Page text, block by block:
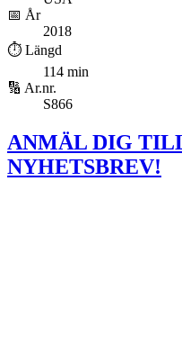
📅 År
2018
⏱️ Längd
114 min
🔢 Ar.nr.
S866
ANMÄL DIG
NYHETSBREV!